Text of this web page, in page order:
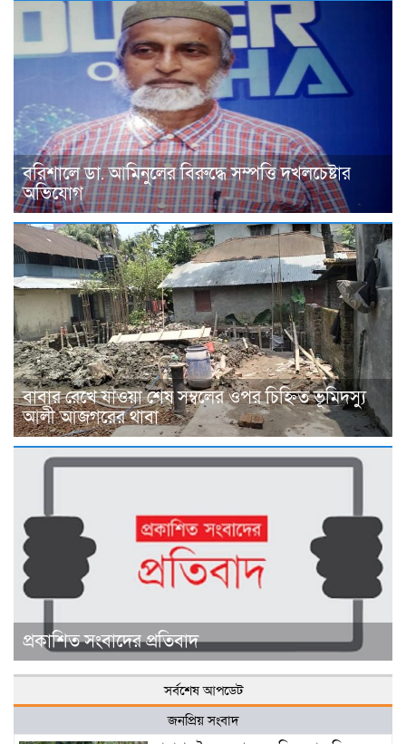
বরিশালে ডা. আমিনুলের বিরুদ্ধে সম্পত্তি দখলচেষ্টার
অভিযোগ
বাবার রেখে যাওয়া শেষ সম্বলের ওপর চিহ্নিত ভূমিদস্যু
আলী আজগরের থাবা
প্রকাশিত সংবাদের প্রতিবাদ
সর্বশেষ আপডেট
জনপ্রিয় সংবাদ